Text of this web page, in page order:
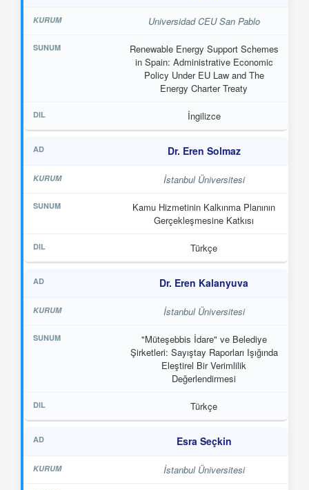
Universidad CEU San Pablo
Renewable Energy Support Schemes
in Spain: Administrative Economic
Policy Under EU Law and The
Energy Charter Treaty
İngilizce
Dr. Eren Solmaz
İstanbul Üniversitesi
Kamu Hizmetinin Kalkınma Planının
Gerçekleşmesine Katkısı
Türkçe
Dr. Eren Kalanyuva
İstanbul Üniversitesi
"Müteşebbis İdare" ve Belediye
Şirketleri: Sayıştay Raporları Işığında
Eleştirel Bir Verimlilik
Değerlendirmesi
Türkçe
Esra Seçkin
İstanbul Üniversitesi